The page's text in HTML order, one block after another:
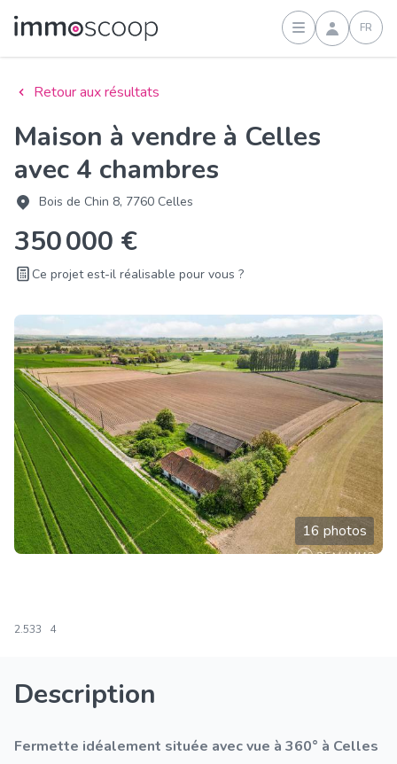
Connexion
FR
Retour aux résultats
Maison à vendre à Celles
avec 4 chambres
Bois de Chin 8, 7760 Celles
350 000 €
Ce projet est-il réalisable pour vous ?
16 photos
2.533 4
Description
Fermette idéalement située avec vue à 360° à Celles